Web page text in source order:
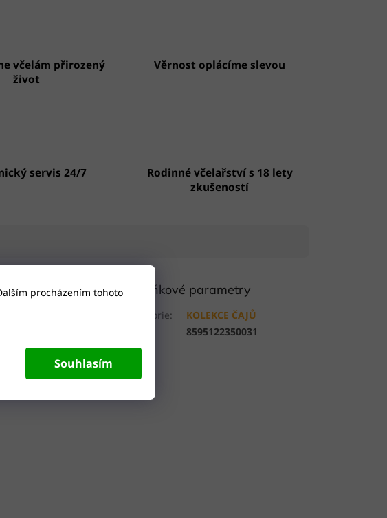
procházením tohoto
Souhlasím
včelám přirozený
život
Věrnost oplácíme slevou
servis 24/7
Rodinné včelařství s 18 lety
zkušeností
adventním
pestrou škálu různých
Doplňkové parametry
Kategorie:
KOLEKCE ČAJŮ
8595122350031